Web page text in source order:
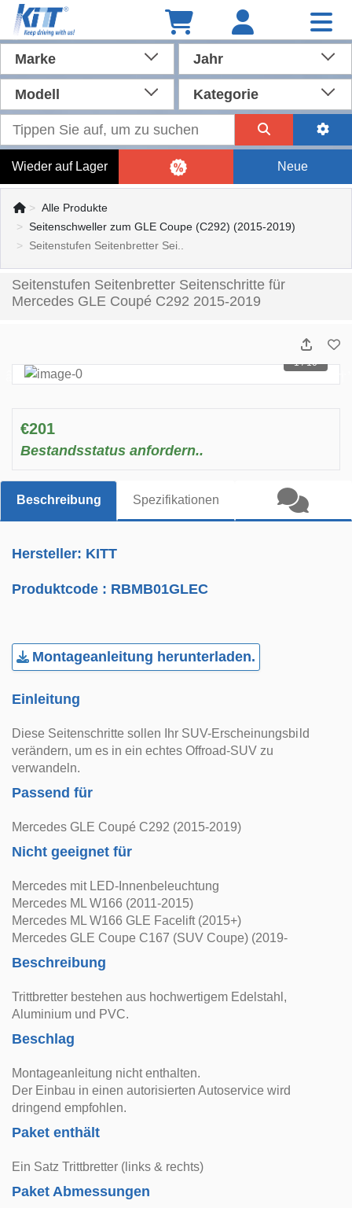
Marke Jahr
Modell Kategorie
Wieder auf Lager Neue
Alle Produkte
Seitenschweller zum GLE Coupe (C292) (2015-2019)
Seitenstufen Seitenbretter Sei..
Seitenstufen Seitenbretter Seitenschritte für
Mercedes GLE Coupé C292 2015-2019
1 / 10
€201
Bestandsstatus anfordern..
Beschreibung Spezifikationen
Hersteller: KITT
Produktcode : RBMB01GLEC
Montageanleitung herunterladen.
Einleitung
Diese Seitenschritte sollen Ihr SUV-Erscheinungsbild
verändern, um es in ein echtes Offroad-SUV zu
verwandeln.
Passend für
Mercedes GLE Coupé C292 (2015-2019)
Nicht geeignet für
Mercedes mit LED-Innenbeleuchtung
Mercedes ML W166 (2011-2015)
Mercedes ML W166 GLE Facelift (2015+)
Mercedes GLE Coupe C167 (SUV Coupe) (2019-
Beschreibung
Trittbretter bestehen aus hochwertigem Edelstahl,
Aluminium und PVC.
Beschlag
Montageanleitung nicht enthalten.
Der Einbau in einen autorisierten Autoservice wird
dringend empfohlen.
Paket enthält
Ein Satz Trittbretter (links & rechts)
Paket Abmessungen